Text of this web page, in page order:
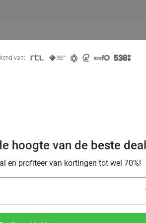
van:
hoogte van de beste
en profiteer van kortingen tot wel 70%!